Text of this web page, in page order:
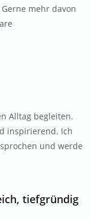
mehr davon
Alltag begleiten.
inspirierend. Ich
und werde
tiefgründig